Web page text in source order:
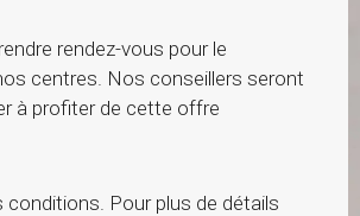
rendez-vous pour le
centres. Nos conseillers seront
à profiter de cette offre
Pour plus de détails